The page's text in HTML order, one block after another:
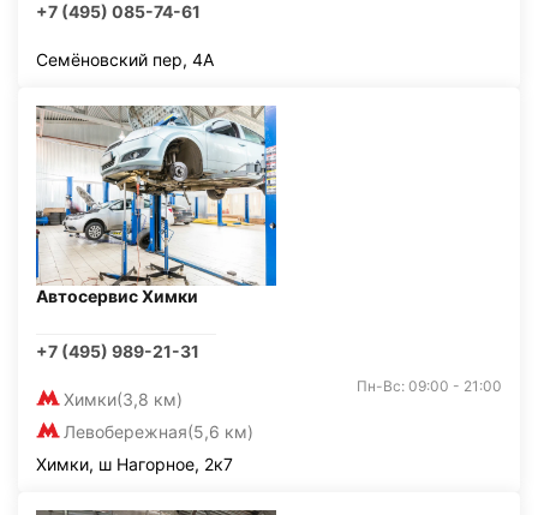
+7 (495) 085-74-61
Семёновский пер, 4А
Автосервис Химки
+7 (495) 989-21-31
Химки(3,8 км)
Левобережная(5,6 км)
Пн-Вс: 09:00 - 21:00
Химки, ш Нагорное, 2к7